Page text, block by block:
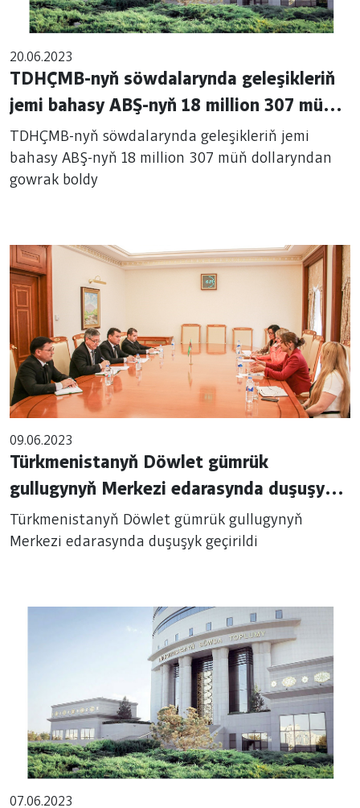
20.06.2023
TDHÇMB-nyň söwdalarynda geleşikleriň
jemi bahasy ABŞ-nyň 18 million 307 müň
dollaryndan gowrak boldy
TDHÇMB-nyň söwdalarynda geleşikleriň jemi
bahasy ABŞ-nyň 18 million 307 müň dollaryndan
gowrak boldy
09.06.2023
Türkmenistanyň Döwlet gümrük
gullugynyň Merkezi edarasynda duşuşyk
geçirildi
Türkmenistanyň Döwlet gümrük gullugynyň
Merkezi edarasynda duşuşyk geçirildi
07.06.2023